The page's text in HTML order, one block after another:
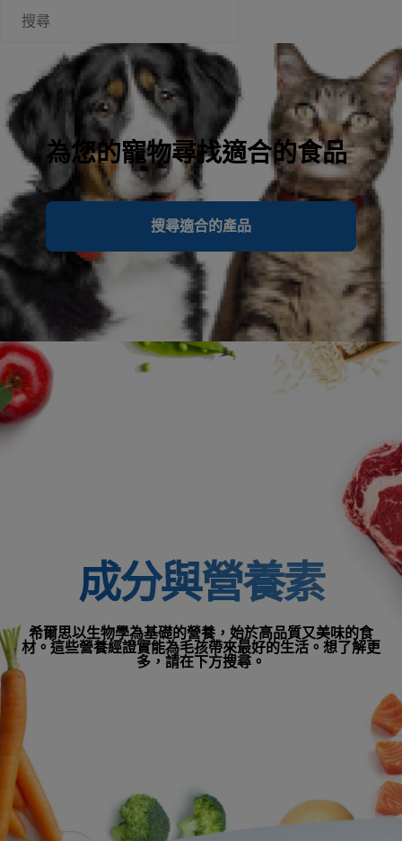
為您的寵物尋找適合的食品
搜尋適合的產品
成分與營養素
希爾思以生物學為基礎的營養，始於高品質又美味的食
材。這些營養經證實能為毛孩帶來最好的生活。想了解更
多，請在下方搜尋。